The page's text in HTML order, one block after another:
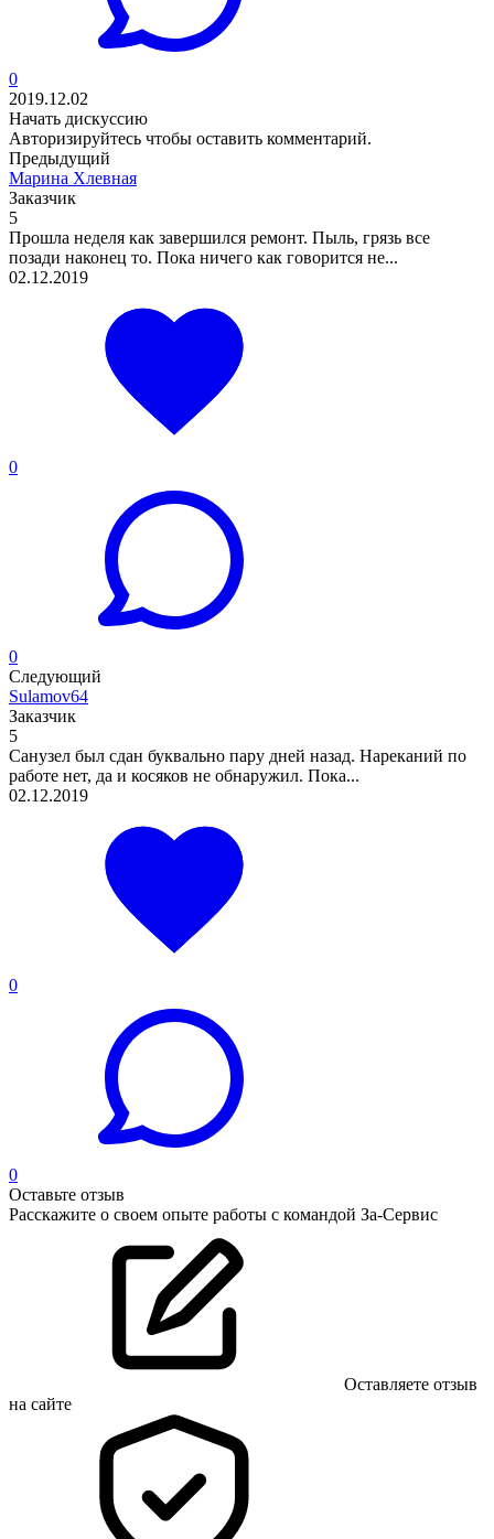
0
2019.12.02
Начать дискуссию
Авторизируйтесь чтобы оставить комментарий.
Предыдущий
Марина Хлевная
Заказчик
5
Прошла неделя как завершился ремонт. Пыль, грязь все
позади наконец то. Пока ничего как говорится не...
02.12.2019
0
0
Следующий
Sulamov64
Заказчик
5
Санузел был сдан буквально пару дней назад. Нареканий по
работе нет, да и косяков не обнаружил. Пока...
02.12.2019
0
0
Оставьте отзыв
Расскажите о своем опыте работы с командой За-Сервис
Оставляете отзыв
на сайте